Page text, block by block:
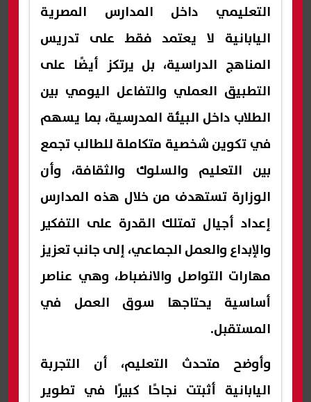
التعليمي داخل المدارس المصرية
اليابانية لا يعتمد فقط على تدريس
المناهج الدراسية، بل يرتكز أيضًا على
التطبيق العملي والتفاعل اليومي بين
الطلاب داخل البيئة المدرسية، بما يسهم
في تكوين شخصية متكاملة للطالب تجمع
بين التعليم والسلوك والثقافة، وأن
الوزارة تستهدف من خلال هذه المدارس
إعداد أجيال تمتلك القدرة على التفكير
والإبداع والعمل الجماعي، إلى جانب تعزيز
مهارات التواصل والانضباط، وهي عناصر
أساسية يحتاجها سوق العمل في
المستقبل.
وأوضح متحدث التعليم، أن التجربة
اليابانية أثبتت نجاحًا كبيرًا في تطوير